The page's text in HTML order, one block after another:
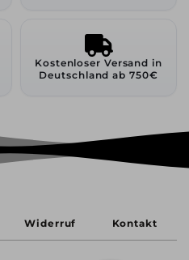
Kostenloser Versand in
Deutschland ab 750€
Widerruf Kontakt